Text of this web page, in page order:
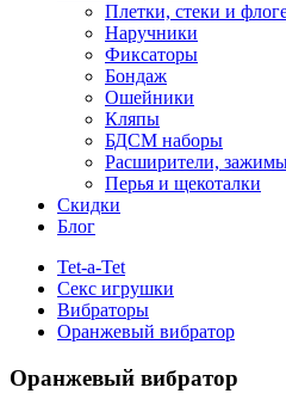
Плетки, стеки и
Наручники
Фиксаторы
Бондаж
Ошейники
Кляпы
БДСМ наборы
Расширители,
Перья и щекоталки
Скидки
Блог
Tet-a-Tet
Секс игрушки
Вибраторы
Оранжевый вибратор
Оранжевый вибратор